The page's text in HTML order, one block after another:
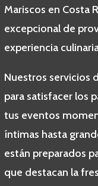
Mariscos en Costa
excepcional de
experiencia
Nuestros servicios
para satisfacer los
tus eventos
íntimas hasta
están preparados
que destacan la